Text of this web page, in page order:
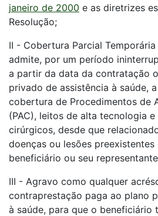
janeiro de 2000 e as diretrizes
Resolução;
II - Cobertura Parcial
admite, por um período
a partir da data da contratação
privado de assistência à saúde,
cobertura de Procedimentos de
(PAC), leitos de alta tecnologia
cirúrgicos, desde que
doenças ou lesões
beneficiário ou seu
III - Agravo como qualquer
contraprestação paga ao plano
à saúde, para que o beneficiário